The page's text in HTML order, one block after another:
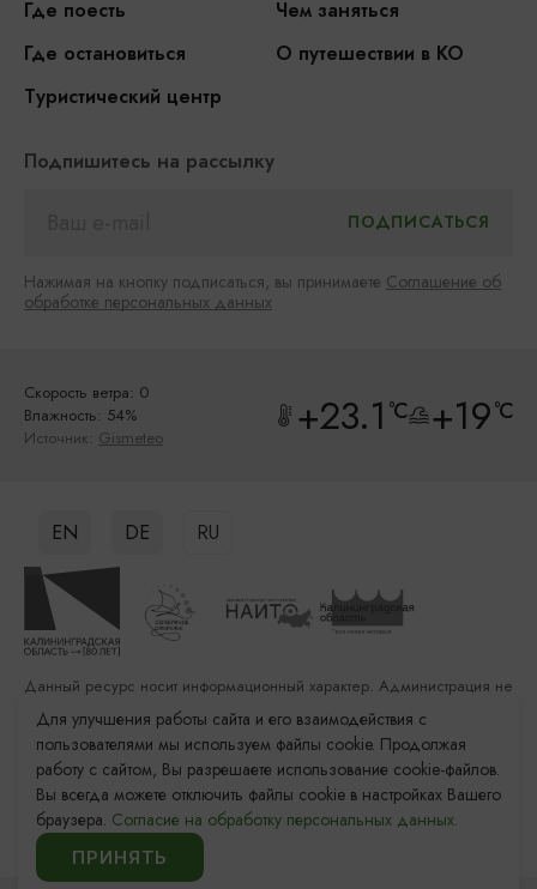
Где поесть
Чем заняться
Где остановиться
О путешествии в КО
Туристический центр
Подпишитесь на рассылку
Нажимая на кнопку подписаться, вы принимаете Соглашение об
обработке персональных данных
Скорость ветра: 0
Влажность: 54%
Источник: Gismeteo +23.1 °C +19°C
EN DE RU
© 2011–2026 «Туристский информационный центр
Калининградской области»
Данный ресурс носит информационный характер. Администрация не
несет ответственности за качество услуг, предоставленных
сторонними организациями
Разработка сайта: «Решение»
Продвижение сайта: Remarka Agency
Для улучшения работы сайта и его взаимодействия с
пользователями мы используем файлы cookie. Продолжая
работу с сайтом, Вы разрешаете использование cookie-файлов.
Вы всегда можете отключить файлы cookie в настройках Вашего
браузера. Согласие на обработку персональных данных.
ПРИНЯТЬ